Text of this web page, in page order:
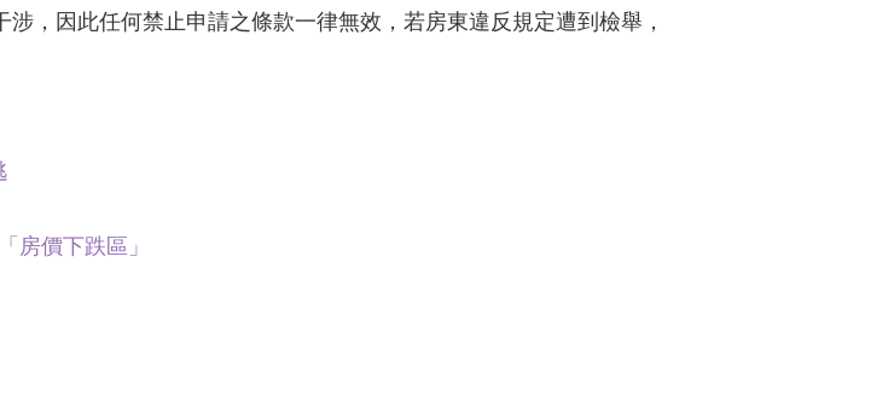
，因此任何禁止申請之條款一律無效，若房東違反規定遭到檢舉，
房價下跌區」